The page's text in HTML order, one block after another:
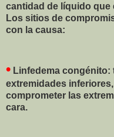
cantidad de líquido que
Los sitios de
con la causa:
• Linfedema congénito:
extremidades
comprometer las
cara.